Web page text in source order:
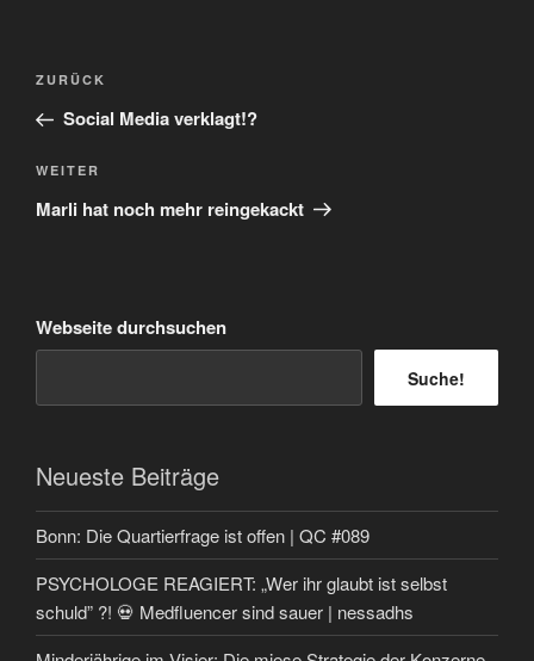
Beitragsnavigation
Vorheriger
Beitrag
ZURÜCK
Social Media verklagt!?
Nächster
Beitrag
WEITER
Marli hat noch mehr reingekackt
Webseite durchsuchen
Suche!
Neueste Beiträge
Bonn: Die Quartierfrage ist offen | QC #089
PSYCHOLOGE REAGIERT: „Wer ihr glaubt ist selbst
schuld” ?! 💀 Medfluencer sind sauer | nessadhs